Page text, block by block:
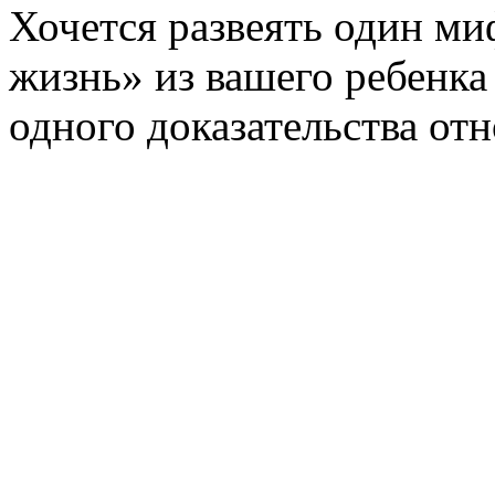
Хочется развеять один
жизнь» из вашего
одного доказательства